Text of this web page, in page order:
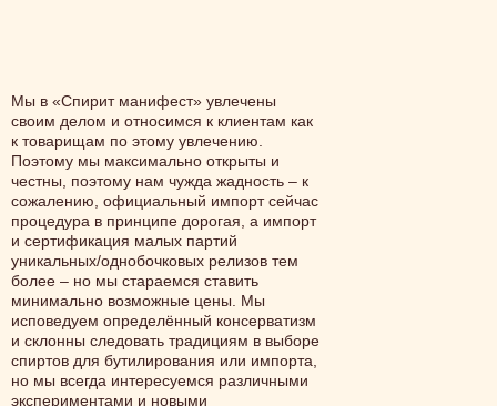
Мы в «Спирит манифест» увлечены
своим делом и относимся к клиентам как
к товарищам по этому увлечению.
Поэтому мы максимально открыты и
честны, поэтому нам чужда жадность – к
сожалению, официальный импорт сейчас
процедура в принципе дорогая, а импорт
и сертификация малых партий
уникальных/однобочковых релизов тем
более – но мы стараемся ставить
минимально возможные цены. Мы
исповедуем определённый консерватизм
и склонны следовать традициям в выборе
спиртов для бутилирования или импорта,
но мы всегда интересуемся различными
экспериментами и новыми